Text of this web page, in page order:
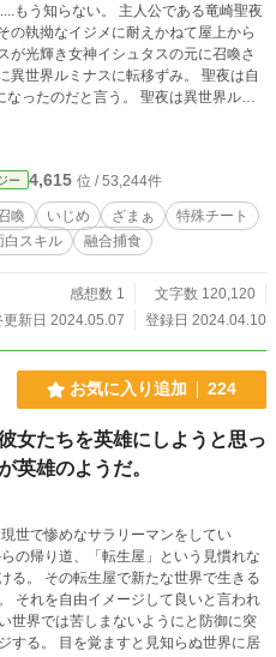
主人公である竜崎聖夜
の執拗なイジメに耐えかねて屋上から
が光輝き女神イシュタスの元に召喚さ
異世界ルミナスに転移ずみ。 聖夜は自
ったのだと言う。 聖夜は異世界ルミ
ラス全員に掛かっているため、拒否で
、クラスの情報でイシュタスが勝手
もいつきで書き始め
醒！ いじめ
ードスキ
キルで異世界でも怖くありませ
ー 4,615 位 / 53,244件
喚 いじめ ざまぁ
特殊チート
白スキル 融合捕食
感想数 1
文字数 120,120
更新日 2024.05.07
登録日 2024.04.10
お気に入り追加 224
女たちを英雄にしようと思っ
英雄のようだ。
世で惨めなサラリーマンをしてい
の帰り道、「転生屋」という見慣れな
る。 その転生屋で新たな世界で生きる
それを自由イメージして良いと言われ
世界では苦しまないようにと防御に突
知らぬ世界に居